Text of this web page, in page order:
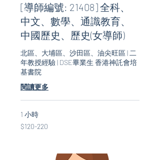
[導師編號: 21408] 全科、
中文、數學、通識教育、
中國歷史、歷史(女導師)
北區、大埔區、沙田區、油尖旺區 | 二
年教授經驗 | DSE畢業生 香港神託會培
基書院
閱讀更多
1 小時
$120-
220
$120-220